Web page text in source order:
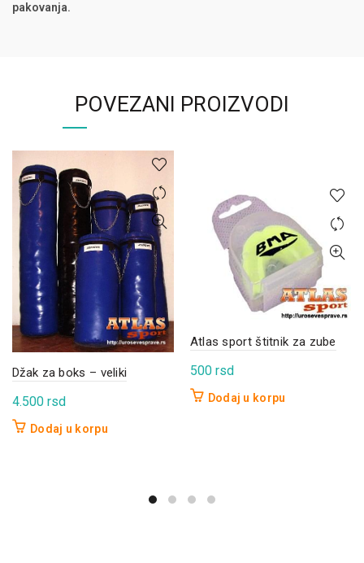
pakovanja.
POVEZANI PROIZVODI
Džak za boks – veliki
4.500 rsd
Dodaj u korpu
Atlas sport štitnik za zube
500 rsd
Dodaj u korpu